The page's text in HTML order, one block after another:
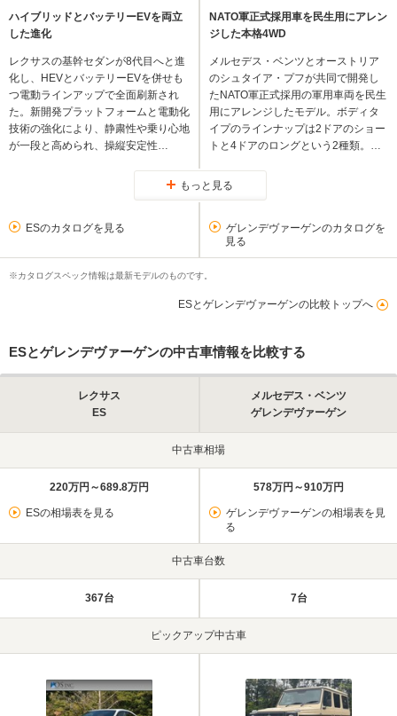
ハイブリッドとバッテリーEVを両立
した進化
レクサスの基幹セダンが8代目へと進
化し、HEVとバッテリーEVを併せも
つ電動ラインアップで全面刷新され
た。新開発プラットフォームと電動化
技術の強化により、静粛性や乗り心地
が一段と高められ、操縦安定性…
NATO軍正式採用車を民生用にアレン
ジした本格4WD
メルセデス・ベンツとオーストリア
のシュタイア・プフが共同で開発し
たNATO軍正式採用の軍用車両を民生
用にアレンジしたモデル。ボディタ
イプのラインナップは2ドアのショー
トと4ドアのロングという2種類。…
もっと見る
ESのカタログを見る
ゲレンデヴァーゲンのカタログを
見る
※カタログスペック情報は最新モデルのものです。
ESとゲレンデヴァーゲンの比較トップへ
ESとゲレンデヴァーゲンの中古車情報を比較する
レクサス
ES
メルセデス・ベンツ
ゲレンデヴァーゲン
中古車相場
220万円～689.8万円
ESの相場表を見る
578万円～910万円
ゲレンデヴァーゲンの相場表を見
る
中古車台数
367台 7台
ピックアップ中古車